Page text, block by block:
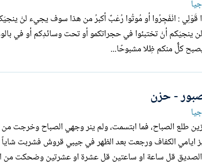
قَوْلِي : انْفَجِرُوا أو مُوتُوا رُعْبٌ أكبرُ من هذا سوف يجيء لنْ
ينجيَكم أنْ تختبئوا في حجراتكمو أو تحت وسائدِكم أو في
كلٌّ منكم ظِلا مشبوحًا...
- حزن
طلع الصباح، فما ابتسمت، ولم ينر وجهي الصباح وخرجت
ايامي الكفاف ورجعت بعد الظهر في جيبي قروشْ فشربت شاياً
قل ساعة او ساعتين قل عشرة او عشرتين وضحكت من